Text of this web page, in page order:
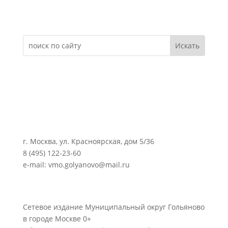
г. Москва, ул. Красноярская, дом 5/36
8 (495) 122-23-60
e-mail: vmo.golyanovo@mail.ru
Сетевое издание Муниципальный округ Гольяново
в городе Москве 0+